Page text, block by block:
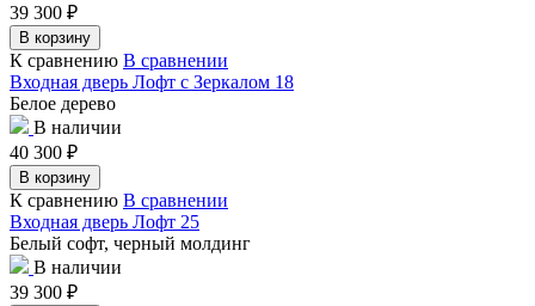
39 300 ₽
В корзину
К сравнению В сравнении
Входная дверь Лофт с Зеркалом 18
Белое дерево
В наличии
40 300 ₽
В корзину
К сравнению В сравнении
Входная дверь Лофт 25
Белый софт, черный молдинг
В наличии
39 300 ₽